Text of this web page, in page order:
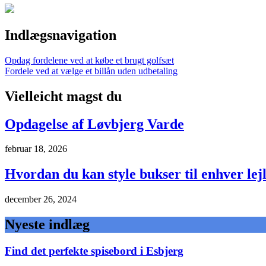
Indlægsnavigation
Opdag fordelene ved at købe et brugt golfsæt
Fordele ved at vælge et billån uden udbetaling
Vielleicht magst du
Opdagelse af Løvbjerg Varde
februar 18, 2026
Hvordan du kan style bukser til enhver
december 26, 2024
Nyeste indlæg
Find det perfekte spisebord i Esbjerg